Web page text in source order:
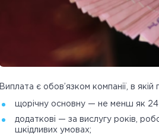
Виплата є обов’язком компанії, в
щорічну основну — не менш як 24
додаткові — за вислугу років,
шкідливих умовах;